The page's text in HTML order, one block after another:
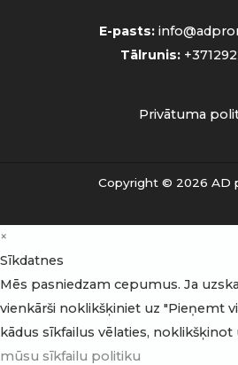
E-pasts:
Tālrunis:
Privātuma
Copyright © 2026 AD
×
Sīkdatnes
Mēs pasniedzam cepumus. Ja
vienkārši noklikšķiniet uz "Pieņemt
kādus sīkfailus vēlaties, noklikšķinot
mūsu sīkfailu politiku